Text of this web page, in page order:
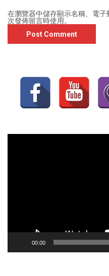
在瀏覽器中儲存顯示名稱、電
次發佈留言時使用。
00:00